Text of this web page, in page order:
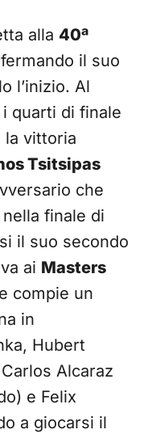
alla 40ª
il suo
l’inizio. Al
quarti di finale
la vittoria
Tsitsipas
che
finale di
il suo secondo
ai Masters
compie un
in
Hubert
Alcaraz
e Felix
a giocarsi il